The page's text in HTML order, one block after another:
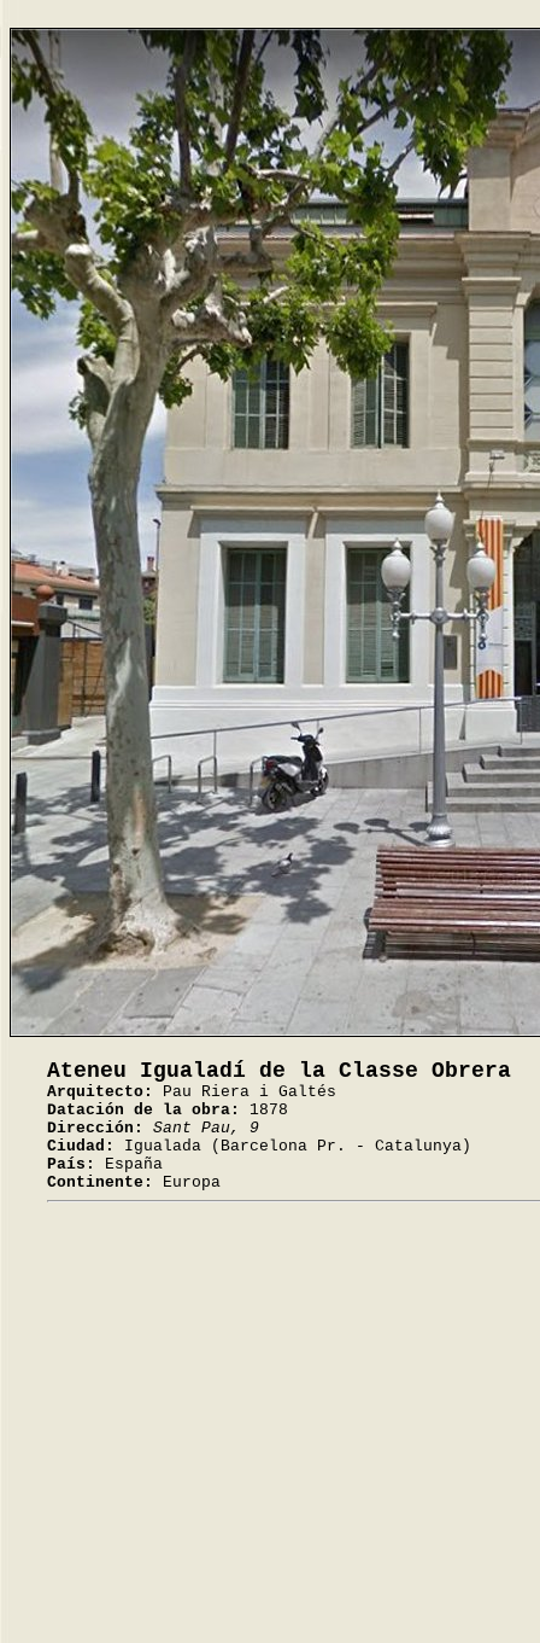
Ateneu Igualadí de la Classe Obrera
Arquitecto:
Pau Riera i Galtés
Datación de la obra:
1878
Dirección:
Sant Pau, 9
Ciudad:
Igualada (Barcelona Pr. - Catalunya)
País:
España
Continente:
Europa